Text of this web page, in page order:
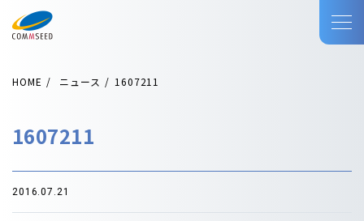
HOME ニュース 1607211
1607211
2016.07.21